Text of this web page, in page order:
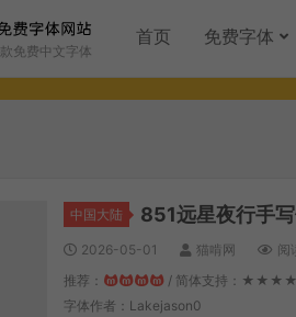
款免费中文字体
首页 免费字体
中国大陆 851远星夜行手
2026-05-01 猫啃网 阅
推荐：
/ 简体支持：
字体作者：Lakejason0